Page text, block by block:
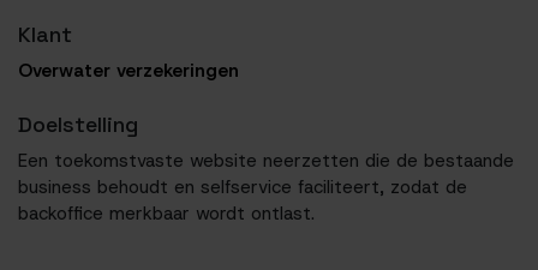
Klant
Overwater verzekeringen
Doelstelling
Een toekomstvaste website neerzetten die de bestaande
business behoudt en selfservice faciliteert, zodat de
backoffice merkbaar wordt ontlast.